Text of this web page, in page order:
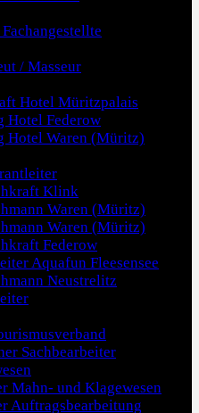
/ Masseur
Hotel Müritzpalais
Hotel Federow
Hotel Waren (Müritz)
Klink
Waren (Müritz)
Waren (Müritz)
Federow
Aquafun Fleesensee
Neustrelitz
Sachbearbeiter
Mahn- und Klagewesen
Auftragsbearbeitung